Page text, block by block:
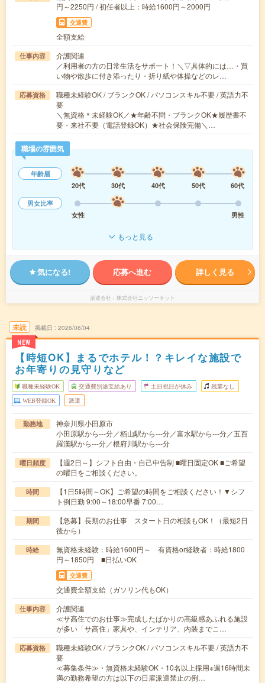
円～2250円 / 初任者以上：時給1600円～2000円
交通費
全額支給
仕事内容
介護関連
／利用者の方の日常生活をサポート！＼▽具体的には…・買
い物や散歩に付き添ったり・折り紙や体操などのレ…
応募資格
職種未経験OK / ブランクOK / パソコンスキル不要 / 英語力不
要
＼無資格＊未経験OK／★年齢不問・ブランクOK★履歴書不
要・来社不要（電話登録OK）★社会保険完備＼…
職場の雰囲気
年齢層
20代
30代 40代 50代
60代
男女比率
女性
男性
もっと見る
気になる! 応募へ進む 詳しく見る
派遣会社 株式会社ニッソーネット
未読
NEW
掲載日 2026/08/04
【時短OK】まるでホテル！？キレイな施設で
お年寄りの見守りなど
職種未経験OK 交通費別途支給あり 土日祝日が休み 残業なし
WEB登録OK 派遣
勤務地
神奈川県小田原市
小田原駅から---分／栢山駅から---分／富水駅から---分／五百
羅漢駅から---分／根府川駅から---分
曜日頻度
【週2日～】シフト自由・自己申告制 ■曜日固定OK ■ご希望
の曜日をご相談ください。
時間
【1日5時間～OK】ご希望の時間をご相談ください！▼シフ
ト例日勤 9:00～18:00早番 7:00…
期間
【急募】長期のお仕事 スタート日の相談もOK！（最短2日
後から）
時給
無資格未経験：時給1600円～ 有資格or経験者：時給1800
円～1850円 ■日払いOK
交通費
交通費全額支給（ガソリン代もOK）
仕事内容
介護関連
≪サ高住でのお仕事≫完成したばかりの高級感あふれる施設
が多い「サ高住」家具や、インテリア、内装までこ…
応募資格
職種未経験OK / ブランクOK / パソコンスキル不要 / 英語力不
要
≪募集条件≫・無資格未経験OK・10名以上採用※週16時間未
満の勤務希望の方は以下の日雇派遣禁止の例…